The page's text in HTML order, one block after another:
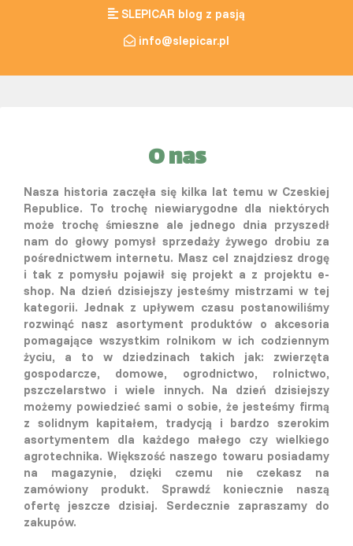
SLEPICAR blog z pasją
info@slepicar.pl
O nas
Nasza historia zaczęła się kilka lat temu w Czeskiej
Republice. To trochę niewiarygodne dla niektórych
może trochę śmieszne ale jednego dnia przyszedł
nam do głowy pomysł sprzedaży żywego drobiu za
pośrednictwem internetu. Masz cel znajdziesz drogę
i tak z pomysłu pojawił się projekt a z projektu e-
shop. Na dzień dzisiejszy jesteśmy mistrzami w tej
kategorii. Jednak z upływem czasu postanowiliśmy
rozwinąć nasz asortyment produktów o akcesoria
pomagające wszystkim rolnikom w ich codziennym
życiu, a to w dziedzinach takich jak: zwierzęta
gospodarcze, domowe, ogrodnictwo, rolnictwo,
pszczelarstwo i wiele innych. Na dzień dzisiejszy
możemy powiedzieć sami o sobie, że jesteśmy firmą
z solidnym kapitałem, tradycją i bardzo szerokim
asortymentem dla każdego małego czy wielkiego
agrotechnika. Większość naszego towaru posiadamy
na magazynie, dzięki czemu nie czekasz na
zamówiony produkt. Sprawdź koniecznie naszą
ofertę jeszcze dzisiaj. Serdecznie zapraszamy do
zakupów.